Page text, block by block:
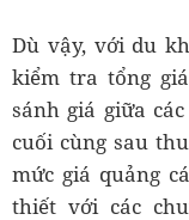
Dù vậy, với du
kiểm tra tổng
sánh giá giữa
cuối cùng sau
mức giá quảng
thiết với các